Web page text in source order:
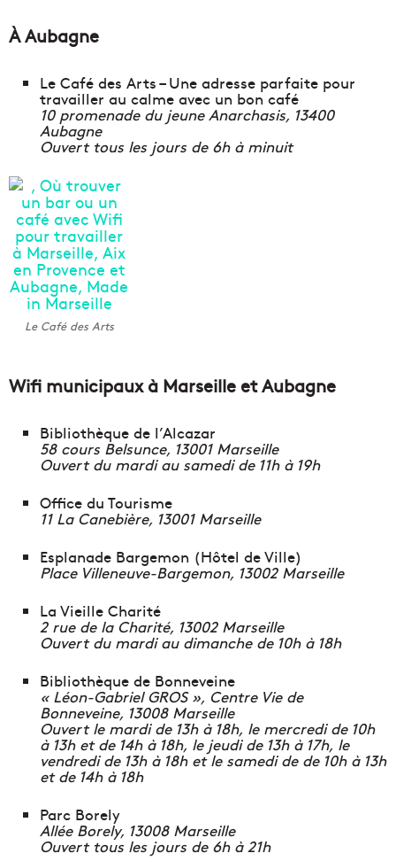
À Aubagne
Le Café des Arts – Une adresse parfaite pour
travailler au calme avec un bon café
10 promenade du jeune Anarchasis, 13400
Aubagne
Ouvert tous les jours de 6h à minuit
Le Café des Arts
Wifi municipaux à Marseille et Aubagne
Bibliothèque de l’Alcazar
58 cours Belsunce, 13001 Marseille
Ouvert du mardi au samedi de 11h à 19h
Office du Tourisme
11 La Canebière, 13001 Marseille
Esplanade Bargemon (Hôtel de Ville)
Place Villeneuve-Bargemon, 13002 Marseille
La Vieille Charité
2 rue de la Charité, 13002 Marseille
Ouvert du mardi au dimanche de 10h à 18h
Bibliothèque de Bonneveine
« Léon-Gabriel GROS », Centre Vie de
Bonneveine, 13008 Marseille
Ouvert le mardi de 13h à 18h, le mercredi de 10h
à 13h et de 14h à 18h, le jeudi de 13h à 17h, le
vendredi de 13h à 18h et le samedi de de 10h à 13h
et de 14h à 18h
Parc Borely
Allée Borely, 13008 Marseille
Ouvert tous les jours de 6h à 21h